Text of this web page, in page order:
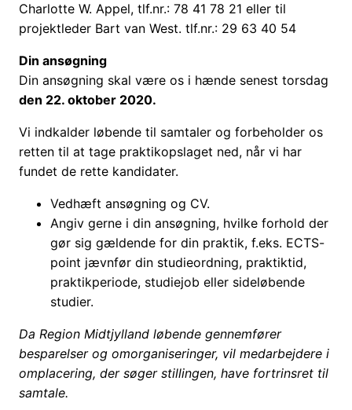
Charlotte W. Appel, tlf.nr.: 78 41 78 21 eller til
projektleder Bart van West. tlf.nr.: 29 63 40 54
Din ansøgning
Din ansøgning skal være os i hænde senest torsdag
den 22. oktober 2020.
Vi indkalder løbende til samtaler og forbeholder os
retten til at tage praktikopslaget ned, når vi har
fundet de rette kandidater.
Vedhæft ansøgning og CV.
Angiv gerne i din ansøgning, hvilke forhold der
gør sig gældende for din praktik, f.eks. ECTS-
point jævnfør din studieordning, praktiktid,
praktikperiode, studiejob eller sideløbende
studier.
Da Region Midtjylland løbende gennemfører
besparelser og omorganiseringer, vil medarbejdere i
omplacering, der søger stillingen, have fortrinsret til
samtale.